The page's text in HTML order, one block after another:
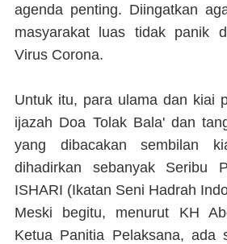
agenda penting. Diingatkan
masyarakat luas tidak panik
Virus Corona.
Untuk itu, para ulama dan kiai
ijazah Doa Tolak Bala' dan
yang dibacakan sembilan
dihadirkan sebanyak Seribu
ISHARI (Ikatan Seni Hadrah
Meski begitu, menurut KH
Ketua Panitia Pelaksana, ada